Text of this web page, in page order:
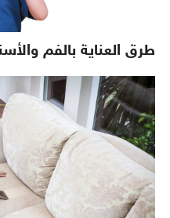
طرق العناية بالفم